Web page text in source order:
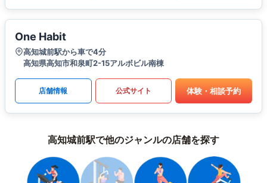
One Habit
高知城前駅から車で4分
高知県高知市和泉町2-15アルボビル南棟
店舗情報 公式サイト 体験・相談予約
高知城前駅で他のジャンルの店舗を探す